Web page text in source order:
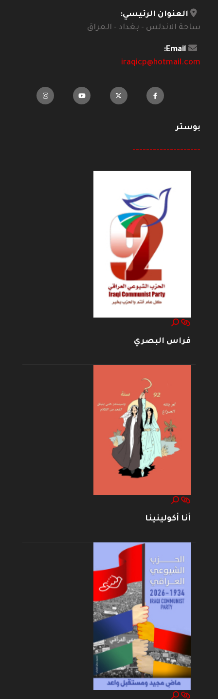
العنوان الرئيسي:
ساحة الاندلس - بغداد - العراق
Email:
iraqicp@hotmail.com
بوستر
--------------------
فراس البصري
أنا أكولينينا